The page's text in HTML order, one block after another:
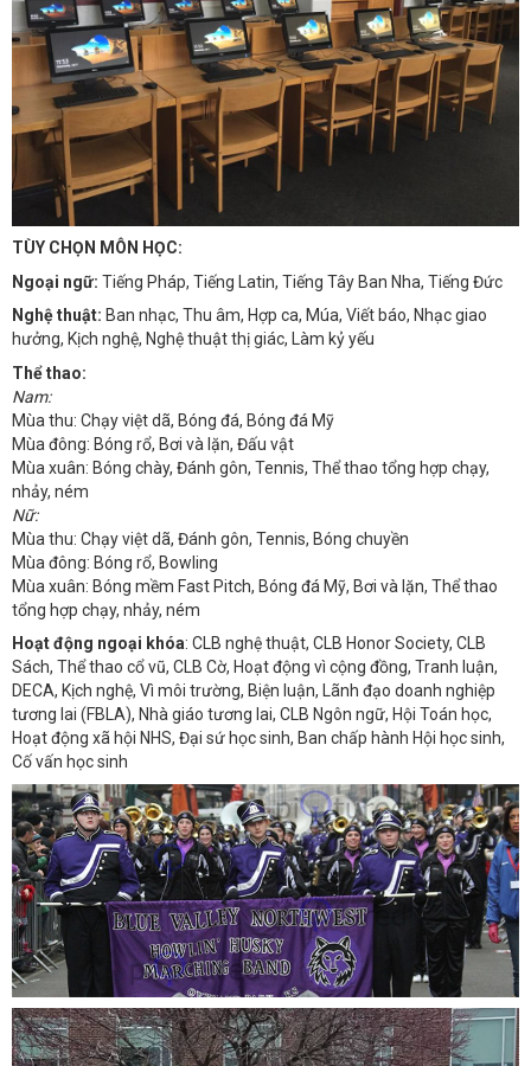
TÙY CHỌN MÔN HỌC:
Ngoại ngữ: Tiếng Pháp, Tiếng Latin, Tiếng Tây Ban Nha, Tiếng Đức
Nghệ thuật: Ban nhạc, Thu âm, Hợp ca, Múa, Viết báo, Nhạc giao
hưởng, Kịch nghệ, Nghệ thuật thị giác, Làm kỷ yếu
Thể thao:
Nam:
Mùa thu: Chạy việt dã, Bóng đá, Bóng đá Mỹ
Mùa đông: Bóng rổ, Bơi và lặn, Đấu vật
Mùa xuân: Bóng chày, Đánh gôn, Tennis, Thể thao tổng hợp chạy,
nhảy, ném
Nữ:
Mùa thu: Chạy việt dã, Đánh gôn, Tennis, Bóng chuyền
Mùa đông: Bóng rổ, Bowling
Mùa xuân: Bóng mềm Fast Pitch, Bóng đá Mỹ, Bơi và lặn, Thể thao
tổng hợp chạy, nhảy, ném
Hoạt động ngoại khóa: CLB nghệ thuật, CLB Honor Society, CLB
Sách, Thể thao cổ vũ, CLB Cờ, Hoạt động vì cộng đồng, Tranh luận,
DECA, Kịch nghệ, Vì môi trường, Biện luận, Lãnh đạo doanh nghiệp
tương lai (FBLA), Nhà giáo tương lai, CLB Ngôn ngữ, Hội Toán học,
Hoạt động xã hội NHS, Đại sứ học sinh, Ban chấp hành Hội học sinh,
Cố vấn học sinh